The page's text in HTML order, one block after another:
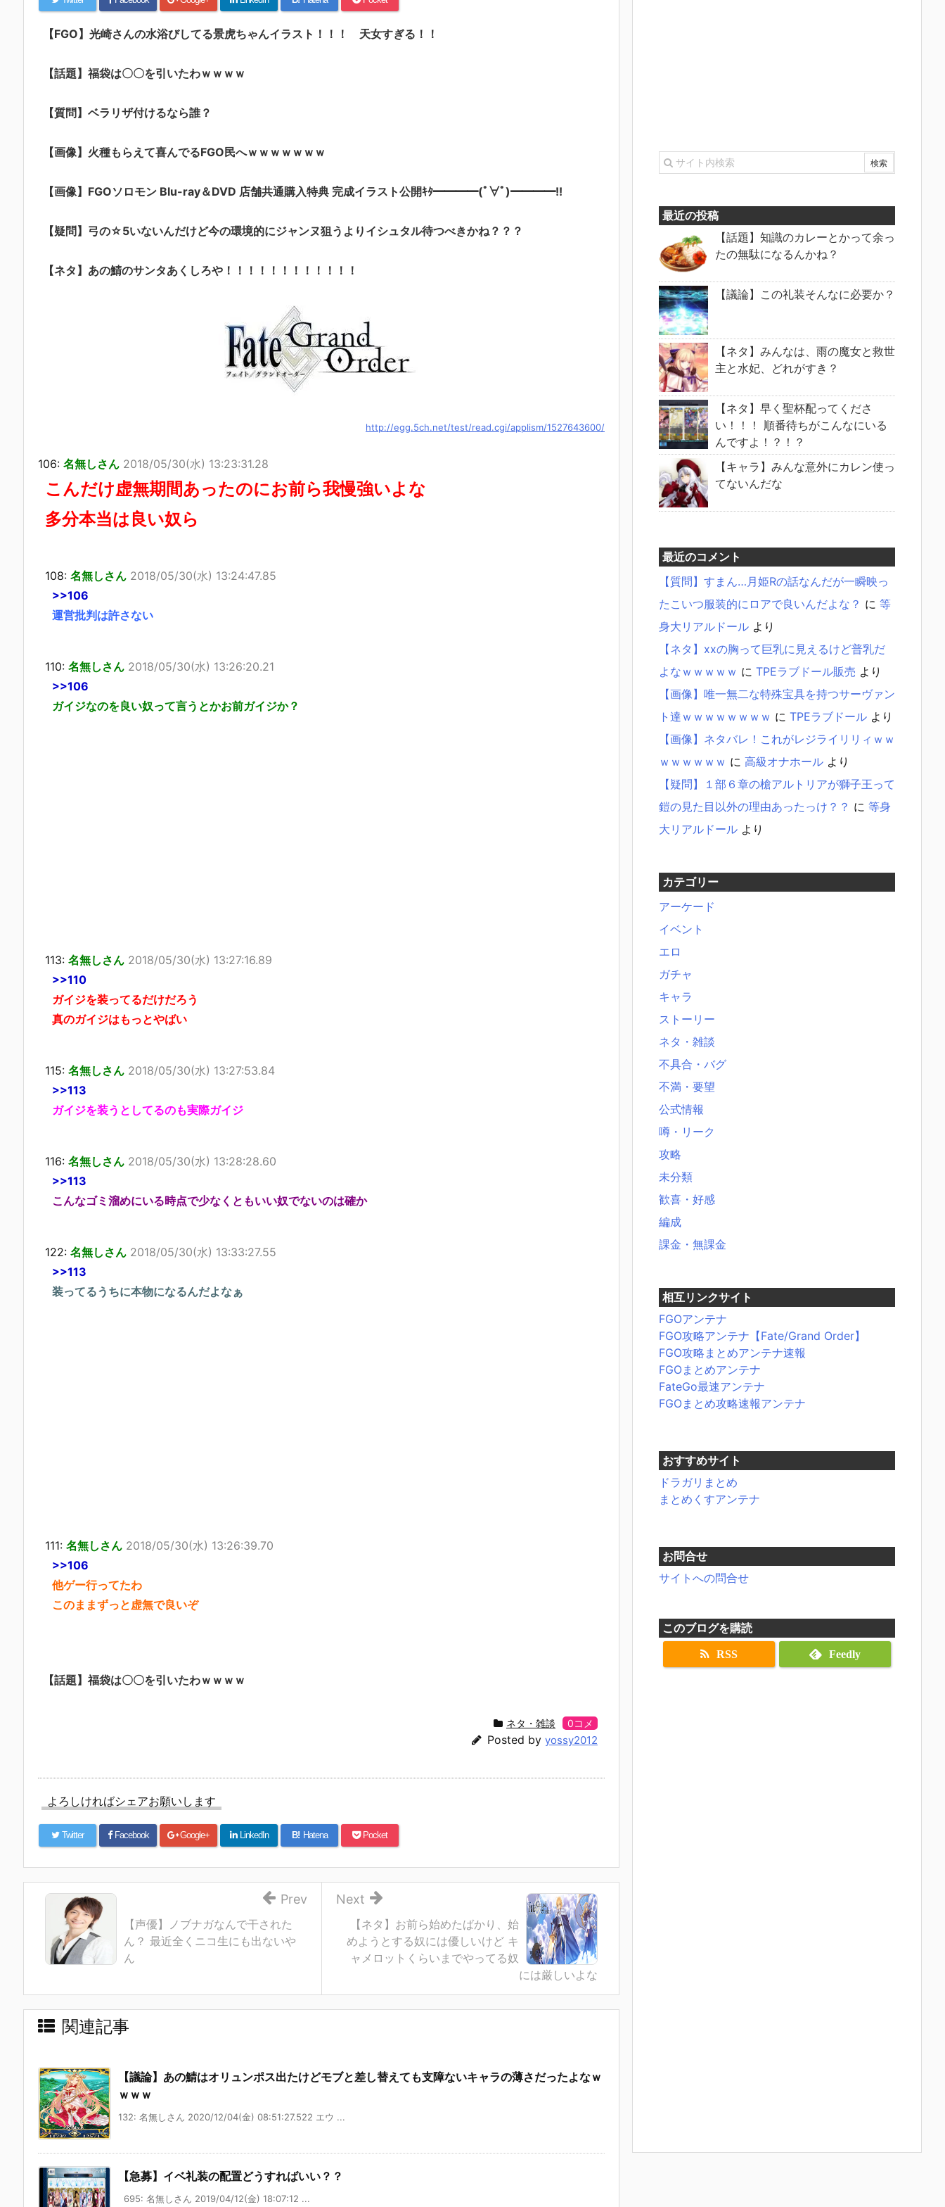
【FGO】光崎さんの水浴びしてる景虎ちゃんイラスト！！！ 天女すぎる！！
【話題】福袋は〇〇を引いたわｗｗｗｗ
【質問】ベラリザ付けるなら誰？
【画像】火種もらえて喜んでるFGO民へｗｗｗｗｗｗｗ
【画像】FGOソロモン Blu-ray＆DVD 店舗共通購入特典 完成イラスト公開ｷﾀ━━━━(ﾟ∀ﾟ)━━━━!!
【疑問】弓の☆5いないんだけど今の環境的にジャンヌ狙うよりイシュタル待つべきかね？？？
【ネタ】あの鯖のサンタあくしろや！！！！！！！！！！！！
http://egg.5ch.net/test/read.cgi/applism/1527643600/
106: 名無しさん 2018/05/30(水) 13:23:31.28
こんだけ虚無期間あったのにお前ら我慢強いよな
多分本当は良い奴ら
108: 名無しさん 2018/05/30(水) 13:24:47.85
>>106
運営批判は許さない
110: 名無しさん 2018/05/30(水) 13:26:20.21
>>106
ガイジなのを良い奴って言うとかお前ガイジか？
113: 名無しさん 2018/05/30(水) 13:27:16.89
>>110
ガイジを装ってるだけだろう
真のガイジはもっとやばい
115: 名無しさん 2018/05/30(水) 13:27:53.84
>>113
ガイジを装うとしてるのも実際ガイジ
116: 名無しさん 2018/05/30(水) 13:28:28.60
>>113
こんなゴミ溜めにいる時点で少なくともいい奴でないのは確か
122: 名無しさん 2018/05/30(水) 13:33:27.55
>>113
装ってるうちに本物になるんだよなぁ
111: 名無しさん 2018/05/30(水) 13:26:39.70
>>106
他ゲー行ってたわ
このままずっと虚無で良いぞ
【話題】福袋は〇〇を引いたわｗｗｗｗ
ネタ・雑談 0コメ
Posted by yossy2012
よろしければシェアお願いします
Twitter Facebook Google+ LinkedIn B! Hatena Pocket
【ネタ】お前ら始めたばかり、始
めようとする奴には優しいけど キ
ャメロットくらいまでやってる奴
には厳しいよな
Next
【声優】ノブナガなんで干された
ん？ 最近全くニコ生にも出ないや
ん
Prev
関連記事
【議論】あの鯖はオリュンポス出たけどモブと差し替えても支障ないキャラの薄さだったよなｗ
ｗｗｗ
132: 名無しさん 2020/12/04(金) 08:51:27.522 エウ ...
【急募】イベ礼装の配置どうすればいい？？
695: 名無しさん 2019/04/12(金) 18:07:12 ...
最近の投稿
【話題】知識のカレーとかって余っ
たの無駄になるんかね？
【議論】この礼装そんなに必要か？
【ネタ】みんなは、雨の魔女と救世
主と水妃、どれがすき？
【ネタ】早く聖杯配ってくださ
い！！！ 順番待ちがこんなにいる
んですよ！？！？
【キャラ】みんな意外にカレン使っ
てないんだな
最近のコメント
【質問】すまん…月姫Rの話なんだが一瞬映っ
たこいつ服装的にロアで良いんだよな？ に 等
身大リアルドール より
【ネタ】xxの胸って巨乳に見えるけど普乳だ
よなｗｗｗｗｗ に TPEラブドール販売 より
【画像】唯一無二な特殊宝具を持つサーヴァン
ト達ｗｗｗｗｗｗｗｗ に TPEラブドール より
【画像】ネタバレ！これがレジライリリィｗｗ
ｗｗｗｗｗｗ に 高級オナホール より
【疑問】１部６章の槍アルトリアが獅子王って
鎧の見た目以外の理由あったっけ？？ に 等身
大リアルドール より
カテゴリー
アーケード
イベント
エロ
ガチャ
キャラ
ストーリー
ネタ・雑談
不具合・バグ
不満・要望
公式情報
噂・リーク
攻略
未分類
歓喜・好感
編成
課金・無課金
相互リンクサイト
FGOアンテナ
FGO攻略アンテナ【Fate/Grand Order】
FGO攻略まとめアンテナ速報
FGOまとめアンテナ
FateGo最速アンテナ
FGOまとめ攻略速報アンテナ
おすすめサイト
ドラガリまとめ
まとめくすアンテナ
お問合せ
サイトへの問合せ
このブログを購読
RSS Feedly